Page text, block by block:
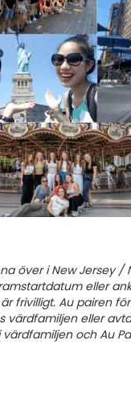
över i New Jersey /
eller
frivilligt. Au pairen
värdfamiljen eller
och Au